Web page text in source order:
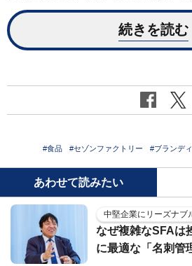
続きを読む
#食品 #セゾンファクトリー #ブランデ
あわせて読みたい
中堅企業にリーズナブ
なぜ複雑なSFAは
に最適な「名刺管